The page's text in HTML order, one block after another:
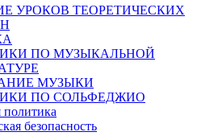
УРОКОВ ТЕОРЕТИЧЕСКИХ
ПО МУЗЫКАЛЬНОЙ
МУЗЫКИ
ПО СОЛЬФЕДЖИО
безопасность